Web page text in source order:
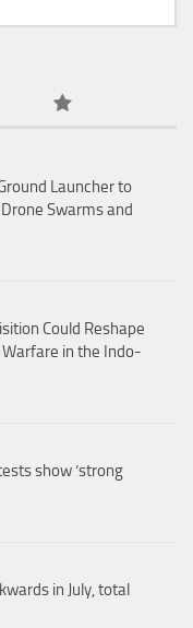
Launcher to
Swarms and
Could Reshape
in the Indo-
show ‘strong
in July, total